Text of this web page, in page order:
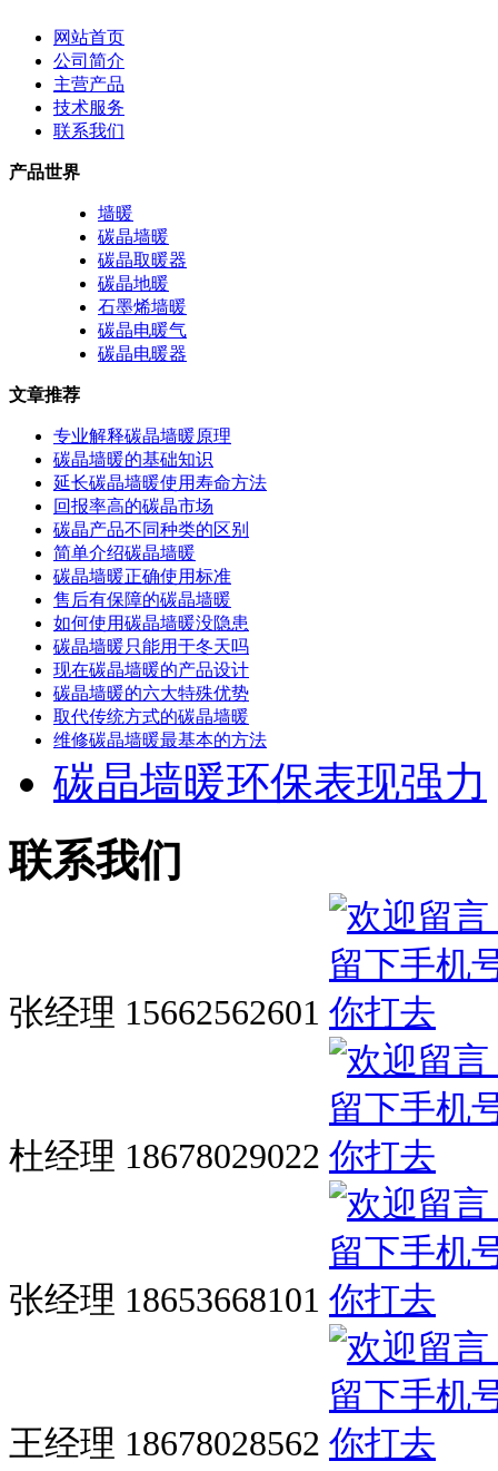
网站首页
公司简介
主营产品
技术服务
联系我们
产品世界
墙暖
碳晶墙暖
碳晶取暖器
碳晶地暖
石墨烯墙暖
碳晶电暖气
碳晶电暖器
文章推荐
专业解释碳晶墙暖原理
碳晶墙暖的基础知识
延长碳晶墙暖使用寿命方法
回报率高的碳晶市场
碳晶产品不同种类的区别
简单介绍碳晶墙暖
碳晶墙暖正确使用标准
售后有保障的碳晶墙暖
如何使用碳晶墙暖没隐患
碳晶墙暖只能用于冬天吗
现在碳晶墙暖的产品设计
碳晶墙暖的六大特殊优势
取代传统方式的碳晶墙暖
维修碳晶墙暖最基本的方法
碳晶墙暖环保表现强力
联系我们
张经理 15662562601
杜经理 18678029022
张经理 18653668101
王经理 18678028562